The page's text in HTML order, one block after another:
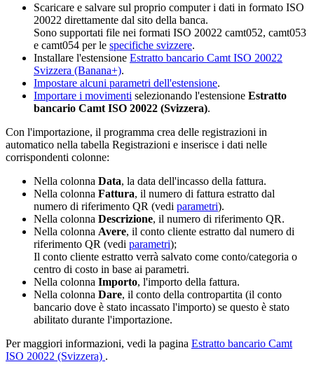
Scaricare e salvare sul proprio computer i dati in formato ISO
20022 direttamente dal sito della banca.
Sono supportati file nei formati ISO 20022 camt052, camt053
e camt054 per le specifiche svizzere.
Installare l'estensione Estratto bancario Camt ISO 20022
Svizzera (Banana+).
Impostare alcuni parametri dell'estensione.
Importare i movimenti selezionando l'estensione Estratto
bancario Camt ISO 20022 (Svizzera).
Con l'importazione, il programma crea delle registrazioni in
automatico nella tabella Registrazioni e inserisce i dati nelle
corrispondenti colonne:
Nella colonna Data, la data dell'incasso della fattura.
Nella colonna Fattura, il numero di fattura estratto dal
numero di riferimento QR (vedi parametri).
Nella colonna Descrizione, il numero di riferimento QR.
Nella colonna Avere, il conto cliente estratto dal numero di
riferimento QR (vedi parametri);
Il conto cliente estratto verrà salvato come conto/categoria o
centro di costo in base ai parametri.
Nella colonna Importo, l'importo della fattura.
Nella colonna Dare, il conto della contropartita (il conto
bancario dove è stato incassato l'importo) se questo è stato
abilitato durante l'importazione.
Per maggiori informazioni, vedi la pagina Estratto bancario Camt
ISO 20022 (Svizzera) .